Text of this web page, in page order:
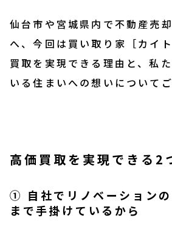
仙台市や宮城県内で不動産売
へ、今回は買い取り家［カイ
買取を実現できる理由と、私
いる住まいへの想いについてご
高価買取を実現できる2
① 自社でリノベーション
まで手掛けているから